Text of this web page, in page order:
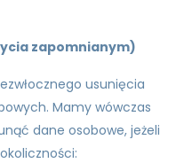
zapomnianym)
usunięcia
Mamy wówczas
dane osobowe, jeżeli